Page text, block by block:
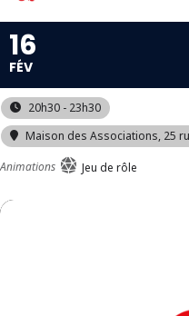
16
FÉV
20h30 - 23h30
Maison des Associations, 25
Animations
Jeu de rôle